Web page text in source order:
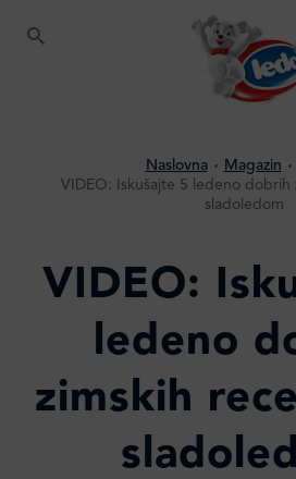
Naslovna Magazin
VIDEO: Iskušajte 5 ledeno dobrih
sladoledom
VIDEO:
ledeno
zimskih